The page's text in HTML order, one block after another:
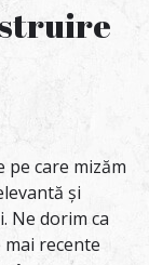
care mizăm
și
Ne dorim ca
recente